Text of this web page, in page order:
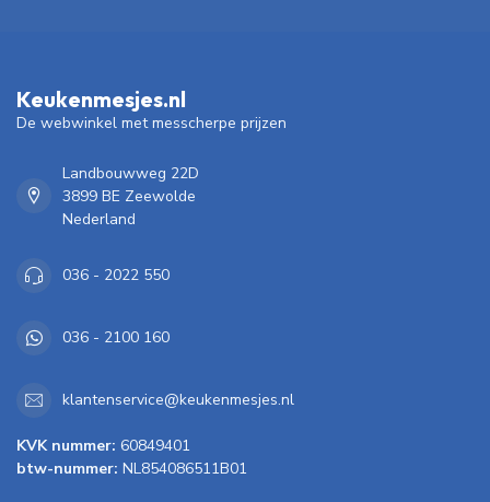
Keukenmesjes.nl
De webwinkel met messcherpe prijzen
Landbouwweg 22D
3899 BE Zeewolde
Nederland
036 - 2022 550
036 - 2100 160
klantenservice@keukenmesjes.nl
KVK nummer: 60849401
btw-nummer: NL854086511B01